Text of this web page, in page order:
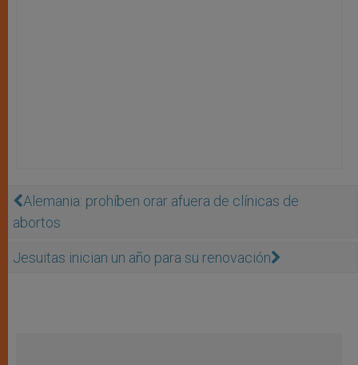
Alemania: prohíben orar afuera de clínicas de
abortos
Jesuitas inician un año para su renovación